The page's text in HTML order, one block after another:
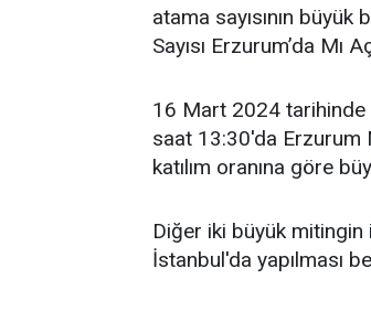
atama sayısının
Sayısı Erzurum’da Mı
16 Mart 2024 tarihinde
saat 13:30'da Erzurum
katılım oranına göre
Diğer iki büyük
İstanbul'da yapılması